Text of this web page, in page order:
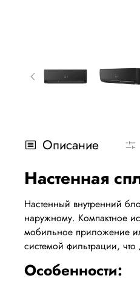
Описание
Настенная
Настенный внутренний
наружному. Компактное
мобильное приложение
системой фильтрации,
Особенности: